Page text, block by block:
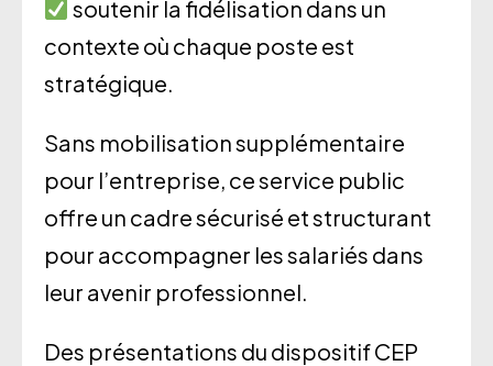
soutenir la fidélisation dans un
contexte où chaque poste est
stratégique.
Sans mobilisation supplémentaire
pour l’entreprise, ce service public
offre un cadre sécurisé et structurant
pour accompagner les salariés dans
leur avenir professionnel.
Des présentations du dispositif CEP